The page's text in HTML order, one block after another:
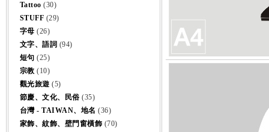
Tattoo (30)
STUFF (29)
字母 (26)
文字、語詞 (94)
短句 (25)
宗教 (10)
觀光旅遊 (5)
節慶、文化、民俗 (35)
台灣 - TAIWAN、地名 (36)
家飾、紋飾、壁門窗橫飾 (70)